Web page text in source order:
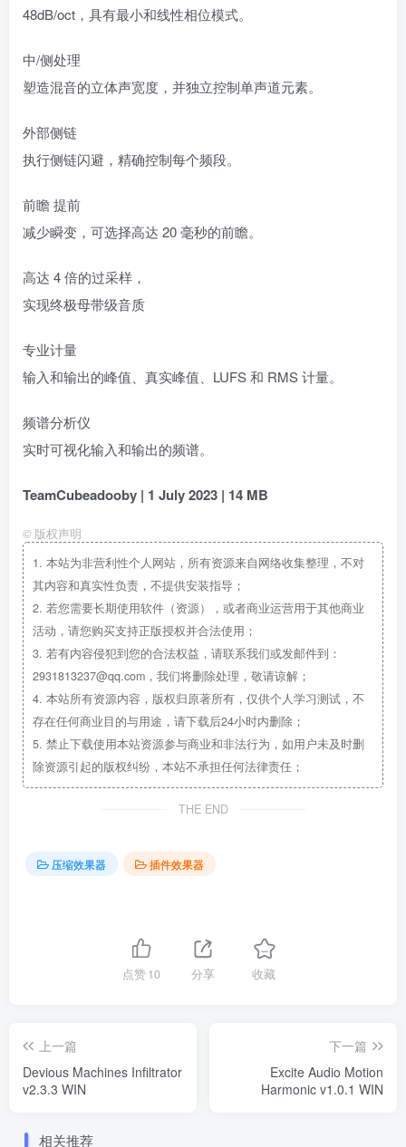
48dB/oct，具有最小和线性相位模式。
中/侧处理
塑造混音的立体声宽度，并独立控制单声道元素。
外部侧链
执行侧链闪避，精确控制每个频段。
前瞻 提前
减少瞬变，可选择高达 20 毫秒的前瞻。
高达 4 倍的过采样，
实现终极母带级音质
专业计量
输入和输出的峰值、真实峰值、LUFS 和 RMS 计量。
频谱分析仪
实时可视化输入和输出的频谱。
TeamCubeadooby | 1 July 2023 | 14 MB
© 版权声明
1. 本站为非营利性个人网站，所有资源来自网络收集整理，不对
其内容和真实性负责，不提供安装指导；
2. 若您需要长期使用软件（资源），或者商业运营用于其他商业
活动，请您购买支持正版授权并合法使用；
3. 若有内容侵犯到您的合法权益，请联系我们或发邮件到：
2931813237@qq.com，我们将删除处理，敬请谅解；
4. 本站所有资源内容，版权归原著所有，仅供个人学习测试，不
存在任何商业目的与用途，请下载后24小时内删除；
5. 禁止下载使用本站资源参与商业和非法行为，如用户未及时删
除资源引起的版权纠纷，本站不承担任何法律责任；
THE END
压缩效果器 插件效果器
点赞10 分享 收藏
上一篇
Devious Machines Infiltrator
v2.3.3 WIN
下一篇
Excite Audio Motion
Harmonic v1.0.1 WIN
相关推荐